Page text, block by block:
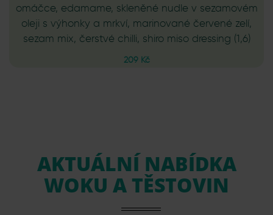
omáčce, edamame, skleněné nudle v sezamovém
oleji s výhonky a mrkví, marinované červené zelí,
sezam mix, čerstvé chilli, shiro miso dressing (1,6)
209 Kč
AKTUÁLNÍ NABÍDKA
WOKU A TĚSTOVIN